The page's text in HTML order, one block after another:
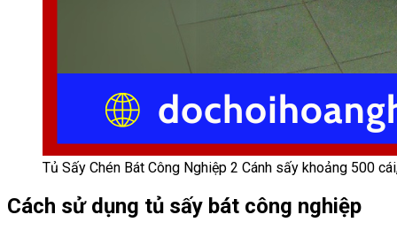
Tủ Sấy Chén Bát Công Nghiệp 2 Cánh sấy khoảng 500
Cách sử dụng tủ sấy bát công nghiệp